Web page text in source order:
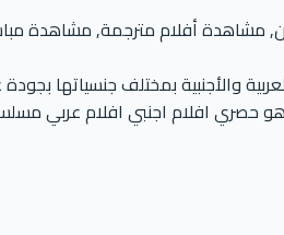
مشاهدة أفلام مترجمة, مشاهدة
والأجنبية بمختلف جنسياتها
حصري افلام اجنبي افلام عربي